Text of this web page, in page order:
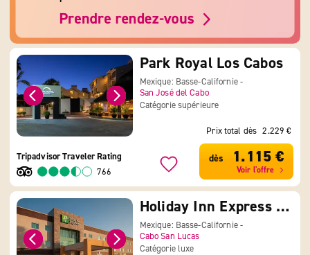
Park Royal Los Cabos
Mexique: Basse-Californie -
San José del Cabo
Catégorie supérieure
Tripadvisor Traveler Rating
766
Prix total dès 2.229 €
dès 1.115 €
Voir l'offre
Holiday Inn Express Cabo San Lucas
Mexique: Basse-Californie -
Cabo San Lucas
Catégorie luxe